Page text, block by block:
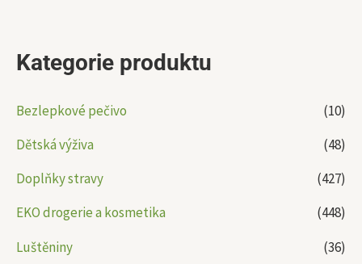
Kategorie produktu
Bezlepkové pečivo
(10)
Dětská výživa
(48)
Doplňky stravy
(427)
EKO drogerie a kosmetika
(448)
Luštěniny
(36)